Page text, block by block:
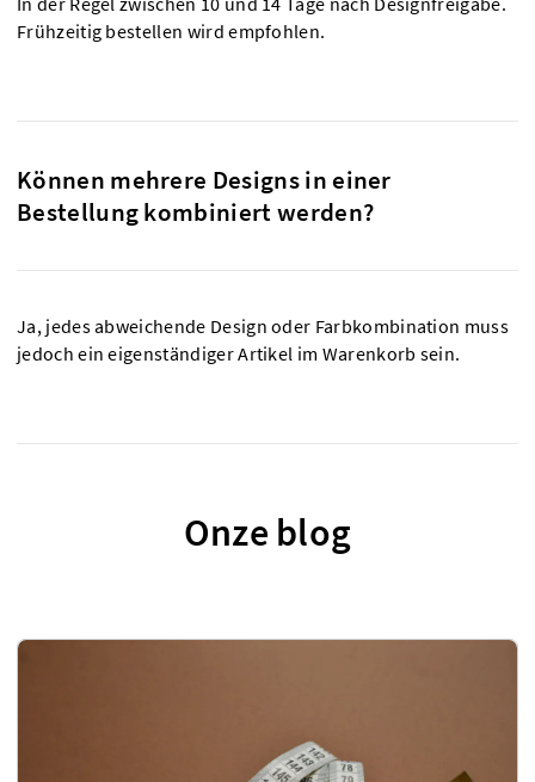
Frühzeitig bestellen wird empfohlen.
Können mehrere Designs in einer
Bestellung kombiniert werden?
Ja, jedes abweichende Design oder Farbkombination muss
jedoch ein eigenständiger Artikel im Warenkorb sein.
Onze blog